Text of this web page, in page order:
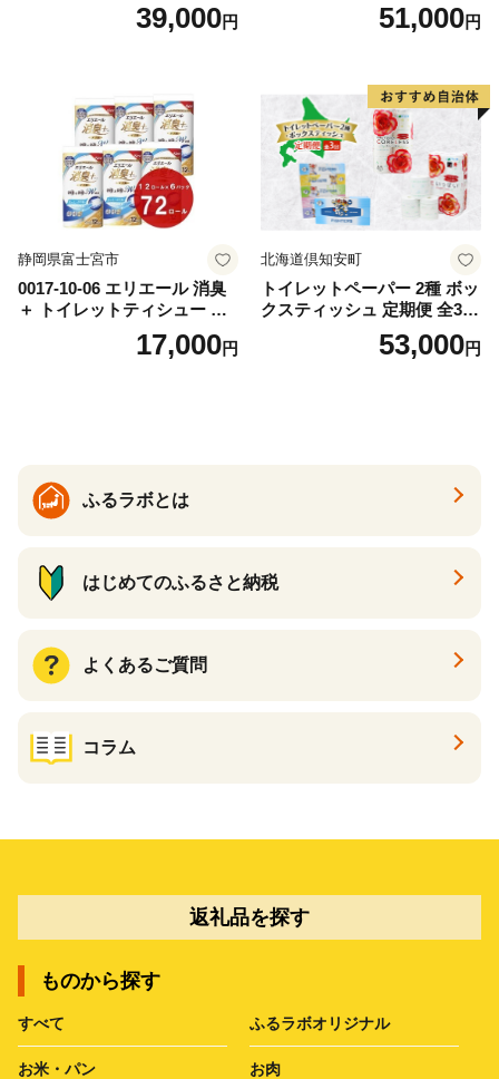
替（43枚×3P）×24袋 日用品
おもちゃ 拭き取り 手拭き 外
39,000円
ットペーパー ダブル 45ｍ 計
72ロール 全18種 花柄 プリン
ー 消耗品 備蓄 送料無料 北海
道 倶知安町 日用品
51,000円
静岡県富士宮市
0017-10-06 エリエール 消臭
＋ トイレットティシュー し
っかり香るフレッシュクリア
の香り ダブル 12ロール×6パ
17,000円
北海道倶知安町
トイレットペーパー 2種 ボッ
クスティッシュ 定期便 全3
回 日本製 まとめ買い 防災
常備品 日用雑貨 消耗品 生活
53,000円
ふるラボとは
はじめてのふるさと納税
よくあるご質問
コラム
返礼品を探す
ものから探す
すべて ふるラボオリジナル
お米・パン お肉